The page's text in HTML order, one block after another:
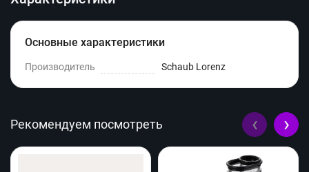
Основные характеристики
Производитель Schaub Lorenz
Рекомендуем посмотреть ‹ ›